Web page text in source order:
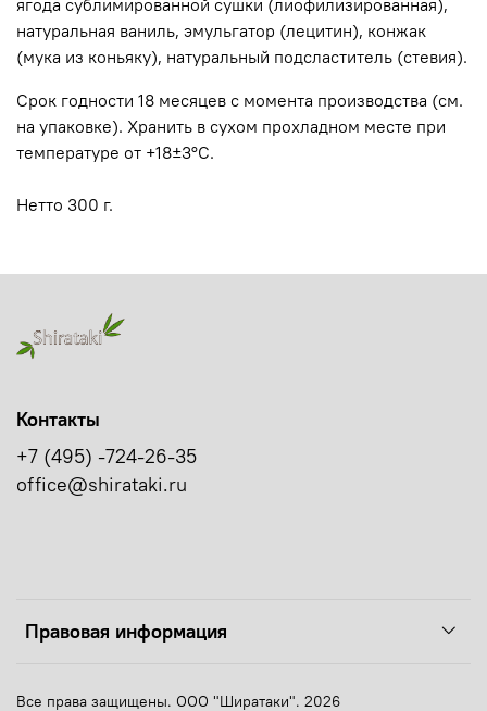
ягода сублимированной сушки (лиофилизированная),
натуральная ваниль, эмульгатор (лецитин), конжак
(мука из коньяку), натуральный подсластитель (стевия).
Срок годности 18 месяцев с момента производства (см.
на упаковке). Хранить в сухом прохладном месте при
температуре от +18±3°С.
Нетто 300 г.
Правовая информация
Контакты
+7 (495) -724-26-35
office@shirataki.ru
Все права защищены. ООО "Ширатаки". 2026